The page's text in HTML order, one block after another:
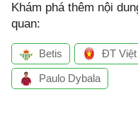
Khám phá thêm nội
quan:
Betis ĐT
Paulo Dybala